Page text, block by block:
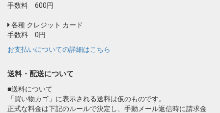
手数料 600円
各種 クレジット カード
手数料 0円
お支払いについての詳細はこちら
送料・配送について
■送料について
「買い物カゴ」に表示される送料は仮のものです。
正式な料金は下記のルールで決定し、手動メール返信時に請求金